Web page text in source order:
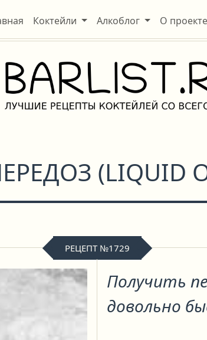
Коктейли Алкоблог О проекте
(LIQUID
РЕЦЕПТ №1729
Получить
довольно